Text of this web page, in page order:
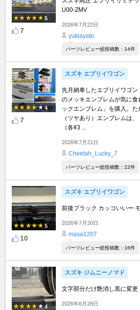
5
7
U00-ZMV
2026年7月22日
yukiayato
パーツレビュー総投稿数：14件
4
7
スズキ エブリイワゴン
先月納車したエブリイワゴン
のメッキエンブレムが気に食
ックエンブレム」を購入。
（ツヤあり）エンブレムは、
（各¥3 ...
2026年7月21日
Cheetah_Lucky_7
パーツレビュー総投稿数：22件
5
10
スズキ エブリイワゴン
前後ブラック カッコいいー
2026年7月20日
masa1207
パーツレビュー総投稿数：16件
4
スズキ ジムニーノマド
文字部分だけ艶消し黒に変更
2026年6月28日